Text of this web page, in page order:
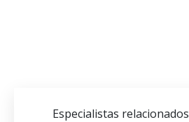
Especialistas relacionados